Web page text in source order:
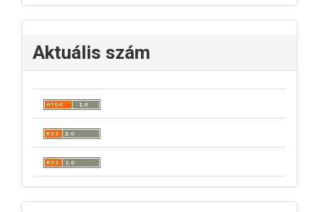
Aktuális szám